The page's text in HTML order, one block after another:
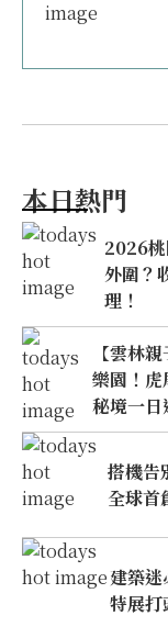
本日熱門
2026
外圍？
理！
【雲林
樂園！
秘境一日
搭機告
全球
建築
特展